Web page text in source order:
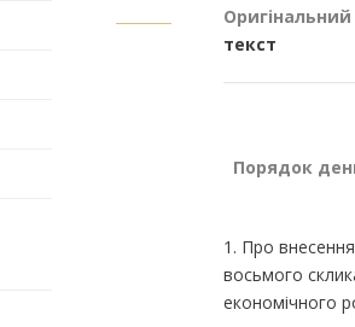
текст
Порядок
1. Про внесення
восьмого
економічного